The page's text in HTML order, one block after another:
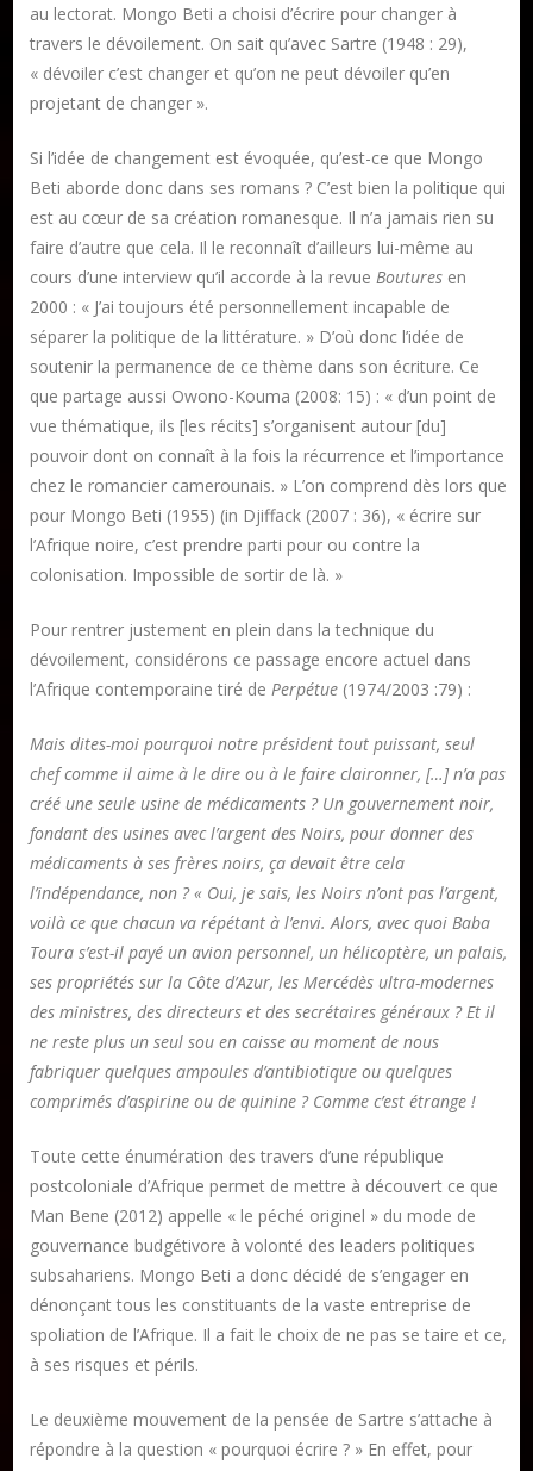
Publier un livre
Collections
Formation en Édition Numérique
Les ateliers d’écriture littéraire
Mame Hulo
Publier un article
DON
Les ateliers d’écriture littéraire
Formation en Édition Numérique
au lectorat. Mongo Beti a choisi d’écrire pour changer à
travers le dévoilement. On sait qu’avec Sartre (1948 : 29),
« dévoiler c’est changer et qu’on ne peut dévoiler qu’en
projetant de changer ».
Si l’idée de changement est évoquée, qu’est-ce que Mongo
Beti aborde donc dans ses romans ? C’est bien la politique qui
est au cœur de sa création romanesque. Il n’a jamais rien su
faire d’autre que cela. Il le reconnaît d’ailleurs lui-même au
cours d’une interview qu’il accorde à la revue Boutures en
2000 : « J’ai toujours été personnellement incapable de
séparer la politique de la littérature. » D’où donc l’idée de
soutenir la permanence de ce thème dans son écriture. Ce
que partage aussi Owono-Kouma (2008: 15) : « d’un point de
vue thématique, ils [les récits] s’organisent autour [du]
pouvoir dont on connaît à la fois la récurrence et l’importance
chez le romancier camerounais. » L’on comprend dès lors que
pour Mongo Beti (1955) (in Djiffack (2007 : 36), « écrire sur
l’Afrique noire, c’est prendre parti pour ou contre la
colonisation. Impossible de sortir de là. »
Pour rentrer justement en plein dans la technique du
dévoilement, considérons ce passage encore actuel dans
l’Afrique contemporaine tiré de Perpétue (1974/2003 :79) :
Mais dites-moi pourquoi notre président tout puissant, seul
chef comme il aime à le dire ou à le faire claironner, […] n’a pas
créé une seule usine de médicaments ? Un gouvernement noir,
fondant des usines avec l’argent des Noirs, pour donner des
médicaments à ses frères noirs, ça devait être cela
l’indépendance, non ? « Oui, je sais, les Noirs n’ont pas l’argent,
voilà ce que chacun va répétant à l’envi. Alors, avec quoi Baba
Toura s’est-il payé un avion personnel, un hélicoptère, un palais,
ses propriétés sur la Côte d’Azur, les Mercédès ultra-modernes
des ministres, des directeurs et des secrétaires généraux ? Et il
ne reste plus un seul sou en caisse au moment de nous
fabriquer quelques ampoules d’antibiotique ou quelques
comprimés d’aspirine ou de quinine ? Comme c’est étrange !
Toute cette énumération des travers d’une république
postcoloniale d’Afrique permet de mettre à découvert ce que
Man Bene (2012) appelle « le péché originel » du mode de
gouvernance budgétivore à volonté des leaders politiques
subsahariens. Mongo Beti a donc décidé de s’engager en
dénonçant tous les constituants de la vaste entreprise de
spoliation de l’Afrique. Il a fait le choix de ne pas se taire et ce,
à ses risques et périls.
Le deuxième mouvement de la pensée de Sartre s’attache à
répondre à la question « pourquoi écrire ? » En effet, pour